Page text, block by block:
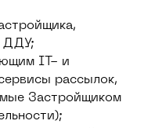
ДДУ;
IT- и
рассылок,
Застройщиком